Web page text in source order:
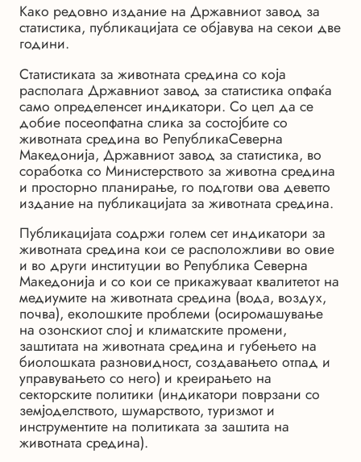
Како редовно издание на Државниот завод за
статистика, публикацијата се објавува на секои две
години.
Статистиката за животната средина со која
располага Државниот завод за статистика опфаќа
само определенсет индикатори. Со цел да се
добие посеопфатна слика за состојбите со
животната средина во РепубликаСеверна
Македонија, Државниот завод за статистика, во
соработка со Министерството за животна средина
и просторно планирање, го подготви ова деветто
издание на публикацијата за животната средина.
Публикацијата содржи голем сет индикатори за
животната средина кои се расположливи во овие
и во други институции во Република Северна
Македонија и со кои се прикажуваат квалитетот на
медиумите на животната средина (вода, воздух,
почва), еколошките проблеми (осиромашување
на озонскиот слој и климатските промени,
заштитата на животната средина и губењето на
биолошката разновидност, создавањето отпад и
управувањето со него) и креирањето на
секторските политики (индикатори поврзани со
земјоделството, шумарството, туризмот и
инструментите на политиката за заштита на
животната средина).